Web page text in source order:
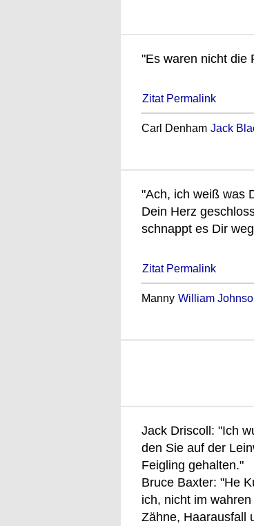
"Es waren nicht die
Zitat Permalink
Carl Denham Jack
"Ach, ich weiß was
Dein Herz
schnappt es Dir
Zitat Permalink
Manny William
Jack Driscoll: "Ich
den Sie auf der
Feigling gehalten."
Bruce Baxter: "He
ich, nicht im
Zähne, Haarausfall